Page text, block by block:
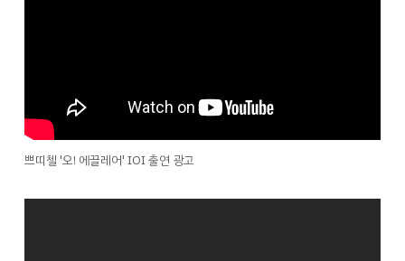
쁘띠첼 '오! 에끌레어' IOI 출연 광고